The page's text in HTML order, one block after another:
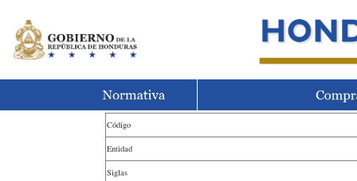
Código
Entidad
Siglas